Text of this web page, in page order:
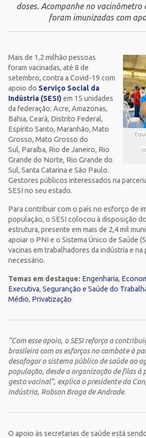
doses. Acompanhe no vacinômetro
foram imunizadas com
Mais de 1,2 milhão pessoas
foram vacinadas, até 8 de
setembro, contra a Covid-19 com
apoio do Serviço Social da
Indústria (SESI)em 15 unidades
da federação: Acre, Amazonas,
Bahia, Ceará, Distrito Federal,
Espírito Santo, Maranhão, Mato
Grosso, Mato Grosso do
Sul, Paraíba, Rio de Janeiro, Rio
Grande do Norte, Rio Grande do
Sul, Santa Catarina e São Paulo.
Gestores públicos interessados na
SESI no seu estado.
Para contribuir com o país no esforço de
população, o SESI colocou à disposição
estrutura, presente em mais de 2,4 mil
apoiar o PNI e o Sistema Único de Saúde
vacinas em trabalhadores da indústria e
necessário.
Temas em destaque: Engenharia,
Executiva, Seguranção e Saúde do
Médio, Privatização
“Com esse apoio, o SESI reforça a
brasileira com os esforços no combate à
desafogar o sistema público de saúde ao
população, desde a organização de filas à
gesto vacinal”, explica o presidente da
Indústria, Robson Braga de Andrade.
O apoio às secretarias de saúde está